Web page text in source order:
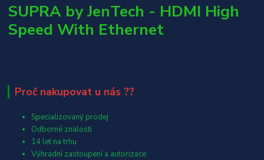
SUPRA by JenTech - HDMI High
Speed With Ethernet
Proč nakupovat u nás ??
Specializovaný prodej
Odborné znalosti
14 let na trhu
Výhradní zastoupení a autorizace